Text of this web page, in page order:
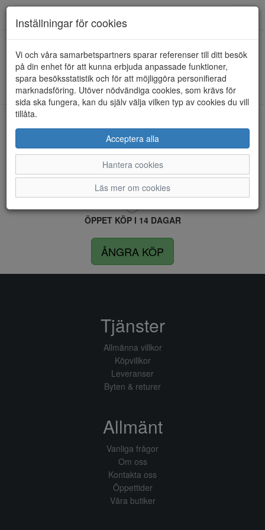
HEM ULRIKA DESIGN
Kunde inte hitta några artiklar...
LEVERANS INOM 4 DAGAR INOM SVERIGE
FRI FRAKT VID KÖP ÖVER 1.500 KR
ÖPPET KÖP I 14 DAGAR
ÅNGRA KÖP
Inställningar för cookies
Vi och våra samarbetspartners sparar referenser till ditt besök
på din enhet för att kunna erbjuda anpassade funktioner,
spara besöksstatistik och för att möjliggöra personifierad
marknadsföring. Utöver nödvändiga cookies, som krävs för
sida ska fungera, kan du själv välja vilken typ av cookies du vill
tillåta.
Acceptera alla
Hantera cookies
Läs mer om cookies
Tjänster
Allmänna villkor
Köpvillkor
Leveranser
Byten & returer
Allmänt
Vanliga frågor
Om oss
Kontakta oss
Öppettider
Våra butiker